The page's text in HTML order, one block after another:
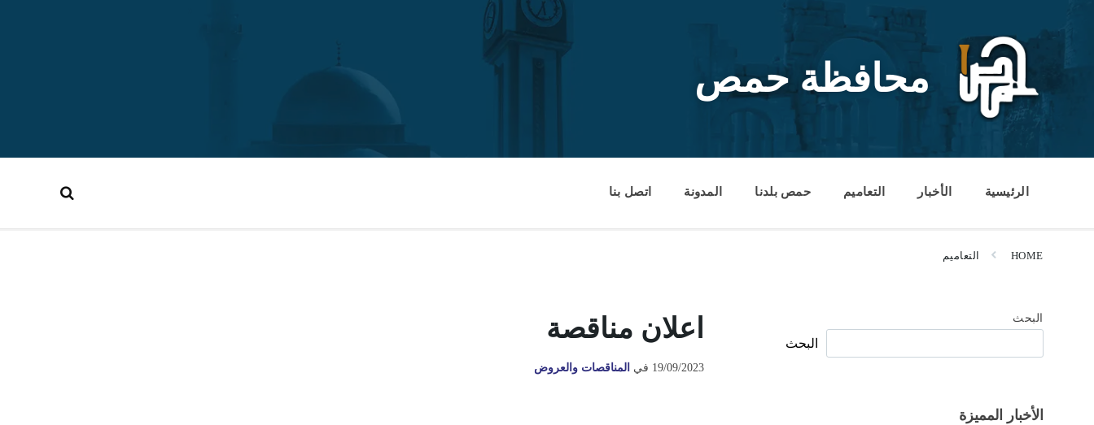
content
محافظة حمص
الرئيسية الأخبار التعاميم حمص بلدنا المدونة اتصل بنا
HOME التعاميم
اعلان مناقصة
19/09/2023 في المناقصات والعروض
البحث
البحث
الأخبار المميزة